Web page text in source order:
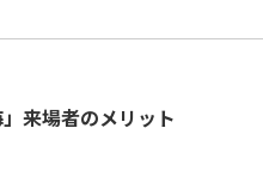
来場者のメリット